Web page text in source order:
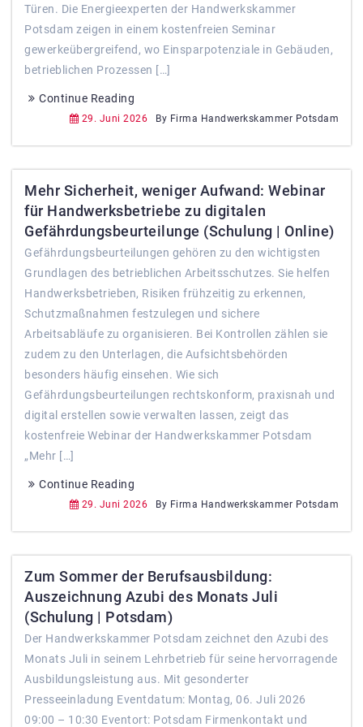
Türen. Die Energieexperten der Handwerkskammer
Potsdam zeigen in einem kostenfreien Seminar
gewerkeübergreifend, wo Einsparpotenziale in Gebäuden,
betrieblichen Prozessen […]
Continue Reading
29. Juni 2026 By Firma Handwerkskammer Potsdam
Mehr Sicherheit, weniger Aufwand: Webinar
für Handwerksbetriebe zu digitalen
Gefährdungsbeurteilunge (Schulung | Online)
Gefährdungsbeurteilungen gehören zu den wichtigsten
Grundlagen des betrieblichen Arbeitsschutzes. Sie helfen
Handwerksbetrieben, Risiken frühzeitig zu erkennen,
Schutzmaßnahmen festzulegen und sichere
Arbeitsabläufe zu organisieren. Bei Kontrollen zählen sie
zudem zu den Unterlagen, die Aufsichtsbehörden
besonders häufig einsehen. Wie sich
Gefährdungsbeurteilungen rechtskonform, praxisnah und
digital erstellen sowie verwalten lassen, zeigt das
kostenfreie Webinar der Handwerkskammer Potsdam
„Mehr […]
Continue Reading
29. Juni 2026 By Firma Handwerkskammer Potsdam
Zum Sommer der Berufsausbildung:
Auszeichnung Azubi des Monats Juli
(Schulung | Potsdam)
Der Handwerkskammer Potsdam zeichnet den Azubi des
Monats Juli in seinem Lehrbetrieb für seine hervorragende
Ausbildungsleistung aus. Mit gesonderter
Presseeinladung Eventdatum: Montag, 06. Juli 2026
09:00 – 10:30 Eventort: Potsdam Firmenkontakt und